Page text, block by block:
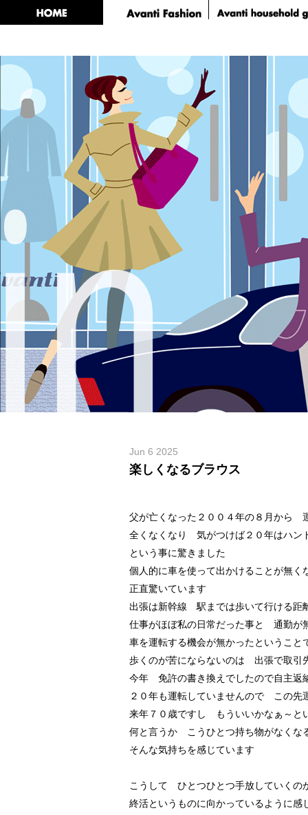
Jun 6 2025
楽しくなるブラウス
父が亡くなった２００４年の８月から
全くなくなり 気がつけば２０年はハン
という事に驚きました
個人的に車を使って出かけることが無く
正直驚いています
出張は新幹線 駅までは歩いて行ける距
仕事がほぼ私の日常だった事と 通勤が
車を運転する機会が無かったということ
歩くのが苦にならないのは 出張で取引
今年 免許の書き換えでしたので自主返
２０年も運転していませんので この先
来年７０歳ですし もういいかなぁ～と
何と言うか こうひとつ持ち物がなくな
そんな気持ちを感じています
こうして ひとつひとつ手放していくの
終活というものに向かっているように感